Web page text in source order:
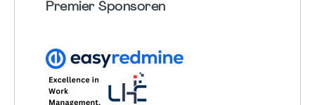
Premier Sponsoren